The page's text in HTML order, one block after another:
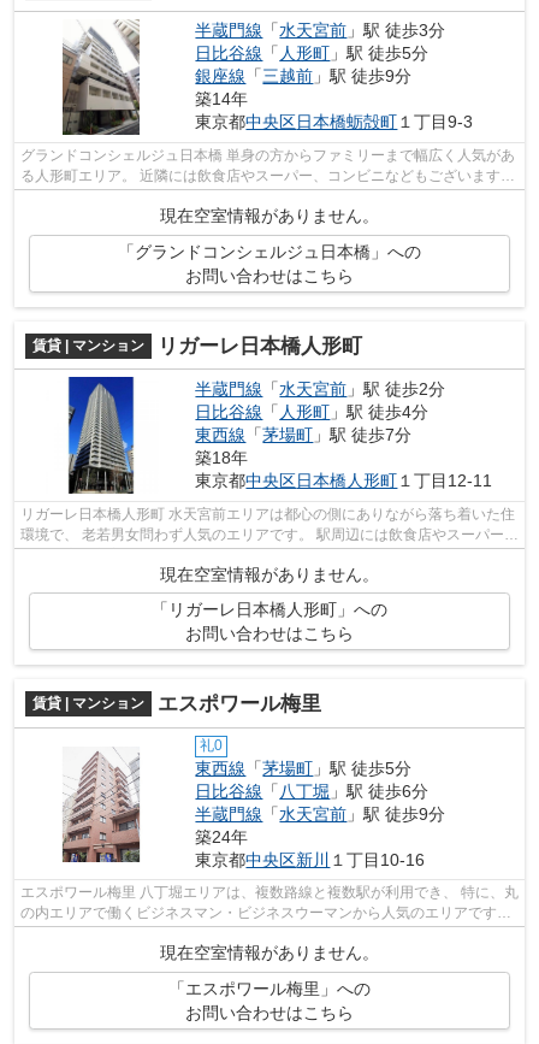
半蔵門線 「水天宮前 」駅 徒歩3分
日比谷線 「 人形町 」駅 徒歩5分
銀座線 「三越前 」駅 徒歩9分
築14年
東京都中央区日本橋蛎殻町１丁目9-3
グランドコンシェルジュ日本橋 単身の方からファミリーまで幅広く人気があ
る人形町エリア。 近隣には飲食店やスーパー、コンビニなどもございますの
で都心部付近でありながらも大変...
現在空室情報がありません。
「グランドコンシェルジュ日本橋」への
お問い合わせはこちら
賃貸 | マンション リガーレ日本橋人形町
半蔵門線 「水天宮前 」駅 徒歩2分
日比谷線 「 人形町 」駅 徒歩4分
東西線 「茅場町 」駅 徒歩7分
築18年
東京都中央区日本橋人形町 １丁目12-11
リガーレ日本橋人形町 水天宮前エリアは都心の側にありながら落ち着いた住
環境で、 老若男女問わず人気のエリアです。 駅周辺には飲食店やスーパーな
どのお店が充実しており、 買...
現在空室情報がありません。
「リガーレ日本橋人形町」への
お問い合わせはこちら
賃貸 | マンション エスポワール梅里
礼0
東西線 「茅場町 」駅 徒歩5分
日比谷線 「 八丁堀 」駅 徒歩6分
半蔵門線 「水天宮前 」駅 徒歩9分
築24年
東京都中央区新川 １丁目10-16
エスポワール梅里 八丁堀エリアは、複数路線と複数駅が利用でき、 特に、丸
の内エリアで働くビジネスマン・ビジネスウーマンから人気のエリアです。
現在空室情報がありません。
「エスポワール梅里」への
お問い合わせはこちら